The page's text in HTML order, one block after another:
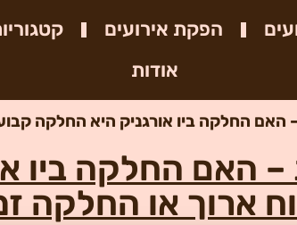
הפקת אירועים
אודות
האם החלקה ביו אורגניק היא החלקה
האם החלקה ביו
ארוך או החלקה